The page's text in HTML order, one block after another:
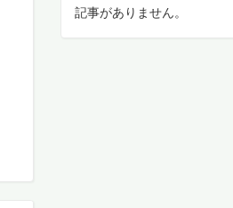
記事がありません。